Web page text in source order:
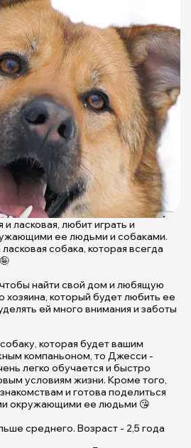
ласковая, любит играть и
ее людьми и собаками.
собака, которая всегда
найти свой дом и любящую
который будет любить ее
ей много внимания и заботы
которая будет вашим
компаньоном, то Джесси -
легко обучается и быстро
условиям жизни. Кроме того,
и готова поделиться
окружающими ее людьми 😘
среднего. Возраст - 2,5 года